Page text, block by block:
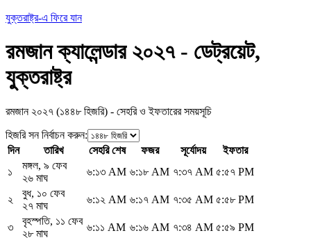
যুক্তরাষ্ট্র-এ ফিরে যান
রমজান ক্যালেন্ডার ২০২৭ - ডেট্রয়েট,
যুক্তরাষ্ট্র
রমজান ২০২৭ (১৪৪৮ হিজরি) - সেহরি ও ইফতারের সময়সূচি
হিজরি সন নির্বাচন করুন:
দিন
তারিখ সেহরি শেষ ফজর সূর্যোদয়
ইফতার
১
মঙ্গল, ৯ ফেব
২৬ মাঘ
৬:১৩ AM ৬:১৮ AM ৭:৩৭ AM ৫:৫৭ PM
২
বুধ, ১০ ফেব
২৭ মাঘ
৬:১২ AM ৬:১৭ AM ৭:৩৫ AM ৫:৫৮ PM
৩
বৃহস্পতি, ১১ ফেব
২৮ মাঘ
৬:১১ AM ৬:১৬ AM ৭:৩৪ AM ৫:৫৯ PM